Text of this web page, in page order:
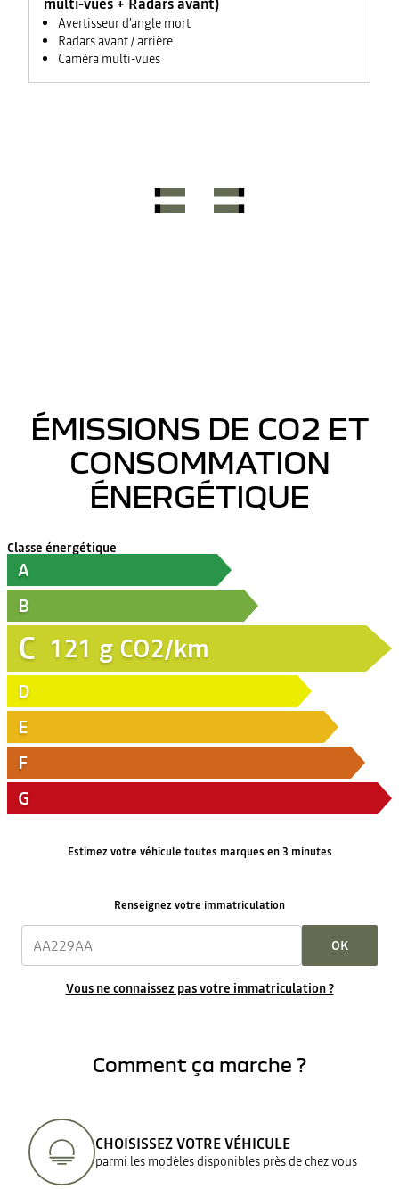
Avertisseur d'angle mort
Radars avant / arrière
Caméra multi-vues
ÉMISSIONS DE CO2 ET
CONSOMMATION
ÉNERGÉTIQUE
Classe énergétique
A
B
C 121 g CO2/km
D
E
F
G
Estimez votre véhicule toutes marques en 3 minutes
Renseignez votre immatriculation
OK
Vous ne connaissez pas votre immatriculation ?
Comment ça marche ?
CHOISISSEZ VOTRE VÉHICULE
parmi les modèles disponibles près de chez vous